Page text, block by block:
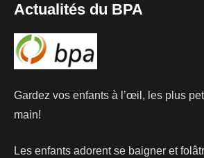
Actualités du BPA
Gardez vos enfants à l’œil, les plus
main!
Les enfants adorent se baigner et